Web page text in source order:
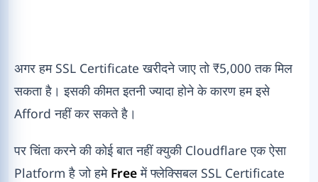
अगर हम SSL Certificate खरीदने जाए तो ₹5,000 तक मिल
सकता है। इसकी कीमत इतनी ज्यादा होने के कारण हम इसे
Afford नहीं कर सकते है।
पर चिंता करने की कोई बात नहीं क्युकी Cloudflare एक ऐसा
Platform है जो हमे Freeमें फ्लेक्सिबल SSL Certificate